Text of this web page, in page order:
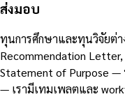
ส่งมอบ
ทุนการศึกษาและทุนวิจัยต่า
Recommendation Letter,
Statement of Purpose —
— เรามีเทมเพลตและ